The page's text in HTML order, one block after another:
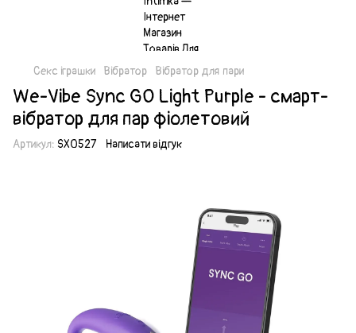
Секс іграшки Вібратор Вібратор для пари
We-Vibe Sync GO Light Purple - смарт-
вібратор для пар фіолетовий
Артикул: SX0527 Написати відгук